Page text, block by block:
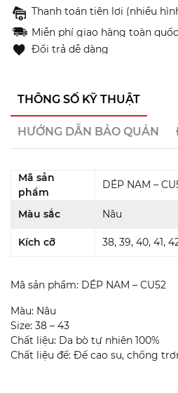
Thanh toán tiện lợi (nhiều
Miễn phí giao hàng toàn quốc
Đổi trả dễ dàng
THÔNG SỐ KỸ THUẬT
HƯỚNG DẪN BẢO QUẢN
Mã sản
phẩm
DÉP NAM –
Màu sắc Nâu
Kích cỡ 38, 39, 40, 41,
Mã sản phẩm: DÉP NAM – CU52
Màu: Nâu
Size: 38 – 43
Chất liệu: Da bò tự nhiên 100%
Chất liệu đế: Đế cao su, chống